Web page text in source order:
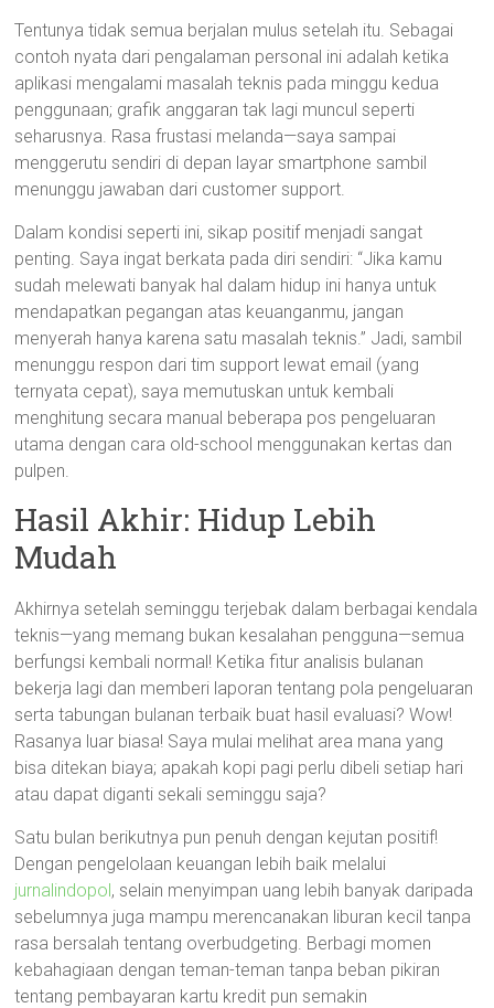
Tentunya tidak semua berjalan mulus setelah itu. Sebagai
contoh nyata dari pengalaman personal ini adalah ketika
aplikasi mengalami masalah teknis pada minggu kedua
penggunaan; grafik anggaran tak lagi muncul seperti
seharusnya. Rasa frustasi melanda—saya sampai
menggerutu sendiri di depan layar smartphone sambil
menunggu jawaban dari customer support.
Dalam kondisi seperti ini, sikap positif menjadi sangat
penting. Saya ingat berkata pada diri sendiri: “Jika kamu
sudah melewati banyak hal dalam hidup ini hanya untuk
mendapatkan pegangan atas keuanganmu, jangan
menyerah hanya karena satu masalah teknis.” Jadi, sambil
menunggu respon dari tim support lewat email (yang
ternyata cepat), saya memutuskan untuk kembali
menghitung secara manual beberapa pos pengeluaran
utama dengan cara old-school menggunakan kertas dan
pulpen.
Hasil Akhir: Hidup Lebih
Mudah
Akhirnya setelah seminggu terjebak dalam berbagai kendala
teknis—yang memang bukan kesalahan pengguna—semua
berfungsi kembali normal! Ketika fitur analisis bulanan
bekerja lagi dan memberi laporan tentang pola pengeluaran
serta tabungan bulanan terbaik buat hasil evaluasi? Wow!
Rasanya luar biasa! Saya mulai melihat area mana yang
bisa ditekan biaya; apakah kopi pagi perlu dibeli setiap hari
atau dapat diganti sekali seminggu saja?
Satu bulan berikutnya pun penuh dengan kejutan positif!
Dengan pengelolaan keuangan lebih baik melalui
jurnalindopol, selain menyimpan uang lebih banyak daripada
sebelumnya juga mampu merencanakan liburan kecil tanpa
rasa bersalah tentang overbudgeting. Berbagi momen
kebahagiaan dengan teman-teman tanpa beban pikiran
tentang pembayaran kartu kredit pun semakin